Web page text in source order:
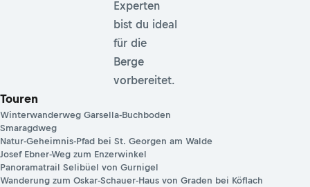
Experten
bist du ideal
für die
Berge
vorbereitet.
Touren
Winterwanderweg Garsella-Buchboden
Smaragdweg
Natur-Geheimnis-Pfad bei St. Georgen am Walde
Josef Ebner-Weg zum Enzerwinkel
Panoramatrail Selibüel von Gurnigel
Wanderung zum Oskar-Schauer-Haus von Graden bei Köflach